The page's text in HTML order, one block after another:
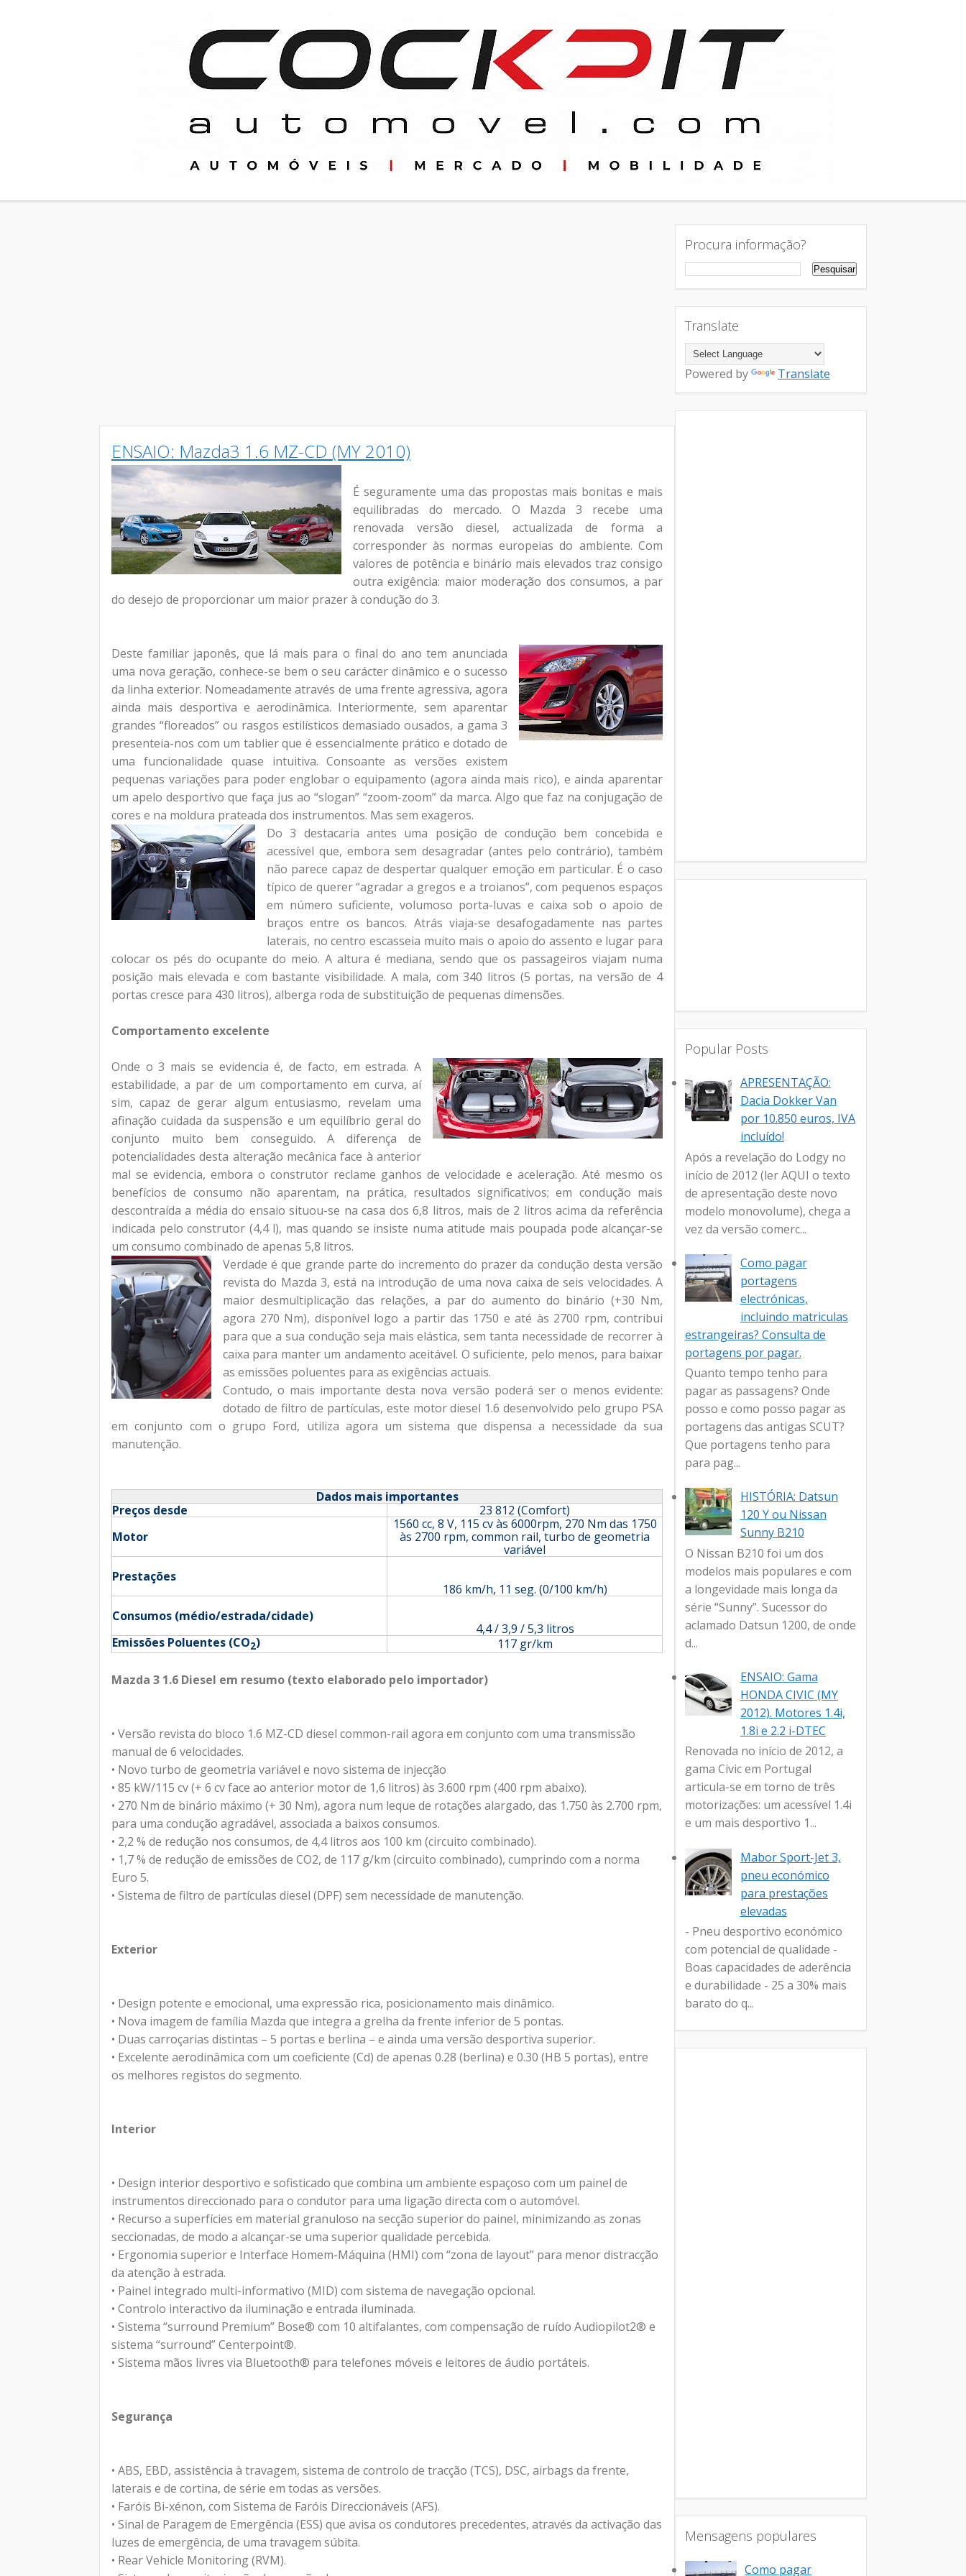
ENSAIO: Mazda3 1.6 MZ-CD (MY 2010)
É seguramente uma das propostas mais bonitas e mais
equilibradas do mercado. O Mazda 3 recebe uma
renovada versão diesel, actualizada de forma a
corresponder às normas europeias do ambiente. Com
valores de potência e binário mais elevados traz consigo
outra exigência: maior moderação dos consumos, a par
do desejo de proporcionar um maior prazer à condução do 3.
Deste familiar japonês, que lá mais para o final do ano tem anunciada
uma nova geração, conhece-se bem o seu carácter dinâmico e o sucesso
da linha exterior. Nomeadamente através de uma frente agressiva, agora
ainda mais desportiva e aerodinâmica. Interiormente, sem aparentar
grandes “floreados” ou rasgos estilísticos demasiado ousados, a gama 3
presenteia-nos com um tablier que é essencialmente prático e dotado de
uma funcionalidade quase intuitiva. Consoante as versões existem
pequenas variações para poder englobar o equipamento (agora ainda mais rico), e ainda aparentar
um apelo desportivo que faça jus ao “slogan” “zoom-zoom” da marca. Algo que faz na conjugação de
cores e na moldura prateada dos instrumentos. Mas sem exageros.
Do 3 destacaria antes uma posição de condução bem concebida e
acessível que, embora sem desagradar (antes pelo contrário), também
não parece capaz de despertar qualquer emoção em particular. É o caso
típico de querer “agradar a gregos e a troianos”, com pequenos espaços
em número suficiente, volumoso porta-luvas e caixa sob o apoio de
braços entre os bancos. Atrás viaja-se desafogadamente nas partes
laterais, no centro escasseia muito mais o apoio do assento e lugar para
colocar os pés do ocupante do meio. A altura é mediana, sendo que os passageiros viajam numa
posição mais elevada e com bastante visibilidade. A mala, com 340 litros (5 portas, na versão de 4
portas cresce para 430 litros), alberga roda de substituição de pequenas dimensões.
Comportamento excelente
Onde o 3 mais se evidencia é, de facto, em estrada. A
estabilidade, a par de um comportamento em curva, aí
sim, capaz de gerar algum entusiasmo, revelam uma
afinação cuidada da suspensão e um equilíbrio geral do
conjunto muito bem conseguido. A diferença de
potencialidades desta alteração mecânica face à anterior
mal se evidencia, embora o construtor reclame ganhos de velocidade e aceleração. Até mesmo os
benefícios de consumo não aparentam, na prática, resultados significativos; em condução mais
descontraída a média do ensaio situou-se na casa dos 6,8 litros, mais de 2 litros acima da referência
indicada pelo construtor (4,4 l), mas quando se insiste numa atitude mais poupada pode alcançar-se
um consumo combinado de apenas 5,8 litros.
Verdade é que grande parte do incremento do prazer da condução desta versão
revista do Mazda 3, está na introdução de uma nova caixa de seis velocidades. A
maior desmultiplicação das relações, a par do aumento do binário (+30 Nm,
agora 270 Nm), disponível logo a partir das 1750 e até às 2700 rpm, contribui
para que a sua condução seja mais elástica, sem tanta necessidade de recorrer à
caixa para manter um andamento aceitável. O suficiente, pelo menos, para baixar
as emissões poluentes para as exigências actuais.
Contudo, o mais importante desta nova versão poderá ser o menos evidente:
dotado de filtro de partículas, este motor diesel 1.6 desenvolvido pelo grupo PSA
em conjunto com o grupo Ford, utiliza agora um sistema que dispensa a necessidade da sua
manutenção.
Dados mais importantes
Preços desde
23 812 (Comfort)
Motor
1560 cc, 8 V, 115 cv às 6000rpm, 270 Nm das 1750
às 2700 rpm, common rail, turbo de geometria
variável
Prestações
186 km/h, 11 seg. (0/100 km/h)
Consumos (médio/estrada/cidade)
4,4 / 3,9 / 5,3 litros
Emissões Poluentes (CO2) 117 gr/km
Mazda 3 1.6 Diesel em resumo (texto elaborado pelo importador)
• Versão revista do bloco 1.6 MZ-CD diesel common-rail agora em conjunto com uma transmissão
manual de 6 velocidades.
• Novo turbo de geometria variável e novo sistema de injecção
• 85 kW/115 cv (+ 6 cv face ao anterior motor de 1,6 litros) às 3.600 rpm (400 rpm abaixo).
• 270 Nm de binário máximo (+ 30 Nm), agora num leque de rotações alargado, das 1.750 às 2.700 rpm,
para uma condução agradável, associada a baixos consumos.
• 2,2 % de redução nos consumos, de 4,4 litros aos 100 km (circuito combinado).
• 1,7 % de redução de emissões de CO2, de 117 g/km (circuito combinado), cumprindo com a norma
Euro 5.
• Sistema de filtro de partículas diesel (DPF) sem necessidade de manutenção.
Exterior
• Design potente e emocional, uma expressão rica, posicionamento mais dinâmico.
• Nova imagem de família Mazda que integra a grelha da frente inferior de 5 pontas.
• Duas carroçarias distintas – 5 portas e berlina – e ainda uma versão desportiva superior.
• Excelente aerodinâmica com um coeficiente (Cd) de apenas 0.28 (berlina) e 0.30 (HB 5 portas), entre
os melhores registos do segmento.
Interior
• Design interior desportivo e sofisticado que combina um ambiente espaçoso com um painel de
instrumentos direccionado para o condutor para uma ligação directa com o automóvel.
• Recurso a superfícies em material granuloso na secção superior do painel, minimizando as zonas
seccionadas, de modo a alcançar-se uma superior qualidade percebida.
• Ergonomia superior e Interface Homem-Máquina (HMI) com “zona de layout” para menor distracção
da atenção à estrada.
• Painel integrado multi-informativo (MID) com sistema de navegação opcional.
• Controlo interactivo da iluminação e entrada iluminada.
• Sistema “surround Premium” Bose® com 10 altifalantes, com compensação de ruído Audiopilot2® e
sistema “surround” Centerpoint®.
• Sistema mãos livres via Bluetooth® para telefones móveis e leitores de áudio portáteis.
Segurança
• ABS, EBD, assistência à travagem, sistema de controlo de tracção (TCS), DSC, airbags da frente,
laterais e de cortina, de série em todas as versões.
• Faróis Bi-xénon, com Sistema de Faróis Direccionáveis (AFS).
• Sinal de Paragem de Emergência (ESS) que avisa os condutores precedentes, através da activação das
luzes de emergência, de uma travagem súbita.
• Rear Vehicle Monitoring (RVM).
Procura informação?
Translate
Powered by Translate
Popular Posts
APRESENTAÇÃO:
Dacia Dokker Van
por 10.850 euros, IVA
incluído!
Após a revelação do Lodgy no
início de 2012 (ler AQUI o texto
de apresentação deste novo
modelo monovolume), chega a
vez da versão comerc...
Como pagar
portagens
electrónicas,
incluindo matriculas
estrangeiras? Consulta de
portagens por pagar.
Quanto tempo tenho para
pagar as passagens? Onde
posso e como posso pagar as
portagens das antigas SCUT?
Que portagens tenho para
para pag...
HISTÓRIA: Datsun
120 Y ou Nissan
Sunny B210
O Nissan B210 foi um dos
modelos mais populares e com
a longevidade mais longa da
série “Sunny”. Sucessor do
aclamado Datsun 1200, de onde
d...
ENSAIO: Gama
HONDA CIVIC (MY
2012). Motores 1.4i,
1.8i e 2.2 i-DTEC
Renovada no início de 2012, a
gama Civic em Portugal
articula-se em torno de três
motorizações: um acessível 1.4i
e um mais desportivo 1...
Mabor Sport-Jet 3,
pneu económico
para prestações
elevadas
- Pneu desportivo económico
com potencial de qualidade -
Boas capacidades de aderência
e durabilidade - 25 a 30% mais
barato do q...
Mensagens populares
Como pagar